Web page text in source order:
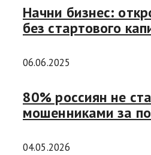
Начни бизнес:
без стартового
06.06.2025
80% россиян не
мошенниками за
04.05.2026